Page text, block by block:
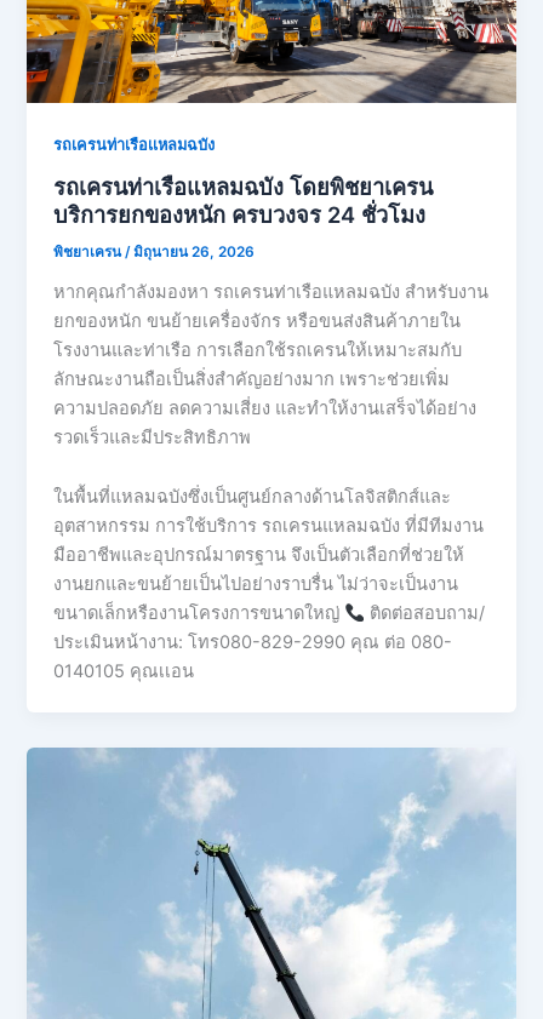
รถเครนท่าเรือเเหลมฉบัง
รถเครนท่าเรือแหลมฉบัง โดยพิชยาเครน
บริการยกของหนัก ครบวงจร 24 ชั่วโมง
พิชยาเครน /มิถุนายน 26, 2026
หากคุณกำลังมองหา รถเครนท่าเรือแหลมฉบัง สำหรับงาน
ยกของหนัก ขนย้ายเครื่องจักร หรือขนส่งสินค้าภายใน
โรงงานและท่าเรือ การเลือกใช้รถเครนให้เหมาะสมกับ
ลักษณะงานถือเป็นสิ่งสำคัญอย่างมาก เพราะช่วยเพิ่ม
ความปลอดภัย ลดความเสี่ยง และทำให้งานเสร็จได้อย่าง
รวดเร็วและมีประสิทธิภาพ
ในพื้นที่แหลมฉบังซึ่งเป็นศูนย์กลางด้านโลจิสติกส์และ
อุตสาหกรรม การใช้บริการ รถเครนแหลมฉบัง ที่มีทีมงาน
มืออาชีพและอุปกรณ์มาตรฐาน จึงเป็นตัวเลือกที่ช่วยให้
งานยกและขนย้ายเป็นไปอย่างราบรื่น ไม่ว่าจะเป็นงาน
ขนาดเล็กหรืองานโครงการขนาดใหญ่
ติดต่อสอบถาม/
ประเมินหน้างาน: โทร080-829-2990 คุณ ต่อ 080-
0140105 คุณเเอน